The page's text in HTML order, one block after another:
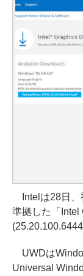
Intelは28日、
準拠した「Intel
UWDは
Universal